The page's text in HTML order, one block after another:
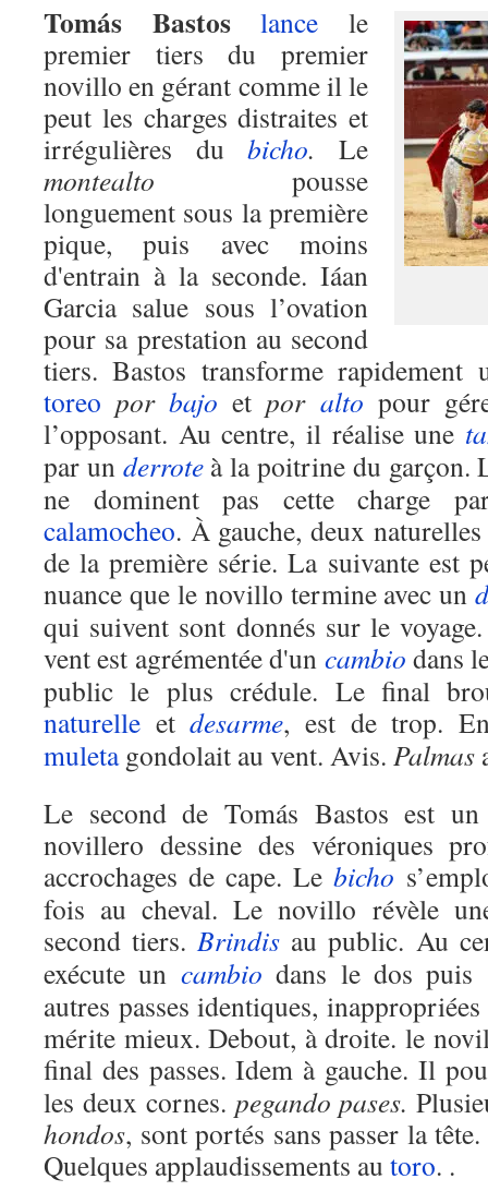
Tomás Bastos lance le
premier tiers du premier
novillo en gérant comme il le
peut les charges distraites et
irrégulières dubicho. Le
montealto pousse
longuement sous la première
pique, puis avec moins
d'entrain à la seconde. Iáan
Garcia salue sous l’ovation
pour sa prestation au second
tiers. Bastos transforme rapidement
toreo porbajo etpor alto pour
l’opposant. Au centre, il réalise une
par un derroteà la poitrine du garçon.
ne dominent pas cette charge
calamocheo. À gauche, deux
de la première série. La suivante est
nuance que le novillo termine avec un
qui suivent sont donnés sur le
vent est agrémentée d'un cambio dans
public le plus crédule. Le final
naturelle etdesarme, est de trop.
muletagondolait au vent. Avis. Palmas
Le second de Tomás Bastos est
novillero dessine des véroniques
accrochages de cape. Lebicho
fois au cheval. Le novillo révèle
second tiers.Brindis au public. Au
exécute un cambio dans le dos puis
autres passes identiques,
mérite mieux. Debout, à droite. le
final des passes. Idem à gauche. Il
les deux cornes. pegando pases.
hondos, sont portés sans passer la
Quelques applaudissements au toro. .